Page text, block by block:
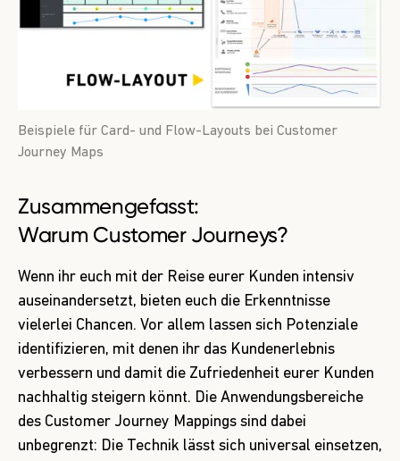
Beispiele für Card- und Flow-Layouts bei Customer
Journey Maps
Zusammengefasst:
Warum Customer Journeys?
Wenn ihr euch mit der Reise eurer Kunden intensiv
auseinandersetzt, bieten euch die Erkenntnisse
vielerlei Chancen. Vor allem lassen sich Potenziale
identifizieren, mit denen ihr das Kundenerlebnis
verbessern und damit die Zufriedenheit eurer Kunden
nachhaltig steigern könnt. Die Anwendungsbereiche
des Customer Journey Mappings sind dabei
unbegrenzt: Die Technik lässt sich universal einsetzen,